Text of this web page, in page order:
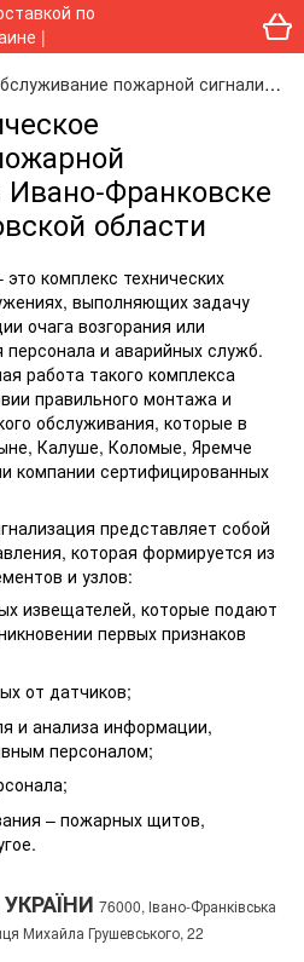
пожарной сигнализации
Ивано-Франковске
области
это комплекс технических
выполняющих задачу
очага возгорания или
и аварийных служб.
работа такого комплекса
правильного монтажа и
обслуживания, которые в
Калуше, Коломые, Яремче
компании сертифицированных
представляет собой
которая формируется из
и узлов:
извещателей, которые подают
первых признаков
от датчиков;
и анализа информации,
персоналом;
– пожарных щитов,
76000, Івано-Франківська
Михайла Грушевського, 22